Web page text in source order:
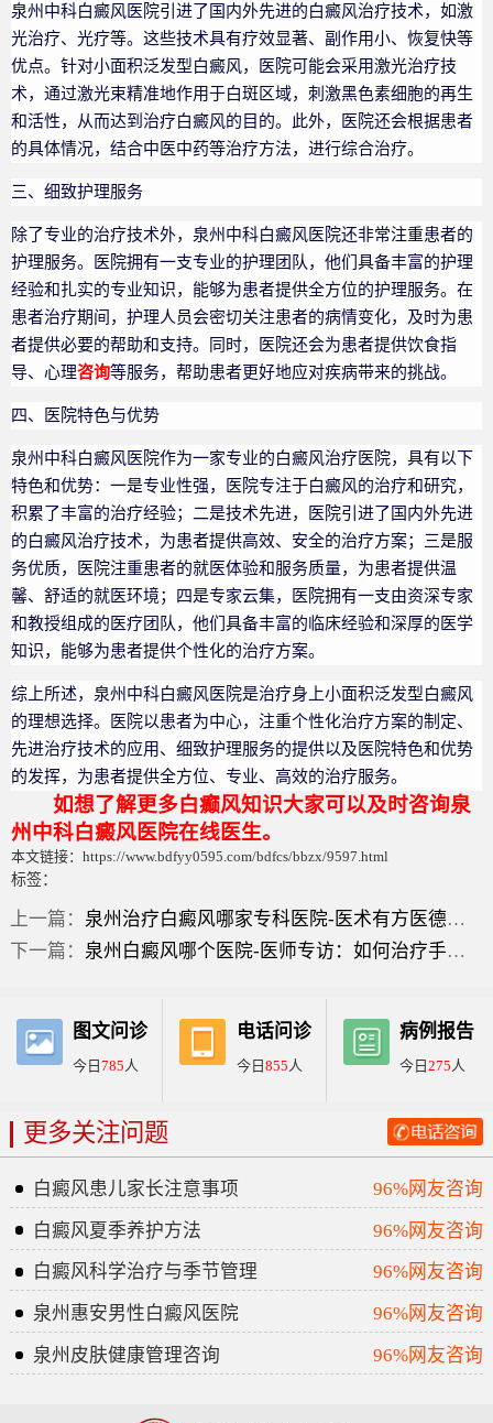
泉州中科白癜风医院引进了国内外先进的白癜风治疗技术，如激
光治疗、光疗等。这些技术具有疗效显著、副作用小、恢复快等
优点。针对小面积泛发型白癜风，医院可能会采用激光治疗技
术，通过激光束精准地作用于白斑区域，刺激黑色素细胞的再生
和活性，从而达到治疗白癜风的目的。此外，医院还会根据患者
的具体情况，结合中医中药等治疗方法，进行综合治疗。
三、细致护理服务
除了专业的治疗技术外，泉州中科白癜风医院还非常注重患者的
护理服务。医院拥有一支专业的护理团队，他们具备丰富的护理
经验和扎实的专业知识，能够为患者提供全方位的护理服务。在
患者治疗期间，护理人员会密切关注患者的病情变化，及时为患
者提供必要的帮助和支持。同时，医院还会为患者提供饮食指
导、心理咨询等服务，帮助患者更好地应对疾病带来的挑战。
四、医院特色与优势
泉州中科白癜风医院作为一家专业的白癜风治疗医院，具有以下
特色和优势：一是专业性强，医院专注于白癜风的治疗和研究，
积累了丰富的治疗经验；二是技术先进，医院引进了国内外先进
的白癜风治疗技术，为患者提供高效、安全的治疗方案；三是服
务优质，医院注重患者的就医体验和服务质量，为患者提供温
馨、舒适的就医环境；四是专家云集，医院拥有一支由资深专家
和教授组成的医疗团队，他们具备丰富的临床经验和深厚的医学
知识，能够为患者提供个性化的治疗方案。
综上所述，泉州中科白癜风医院是治疗身上小面积泛发型白癜风
的理想选择。医院以患者为中心，注重个性化治疗方案的制定、
先进治疗技术的应用、细致护理服务的提供以及医院特色和优势
的发挥，为患者提供全方位、专业、高效的治疗服务。
如想了解更多白癫风知识大家可以及时咨询泉
州中科白癜风医院在线医生。
本文链接：https://www.bdfyy0595.com/bdfcs/bbzx/9597.html
标签：
上一篇： 泉州治疗白癜风哪家专科医院-医术有方医德高尚：如何治疗颈部患发的泛发型白癜风症状？
下一篇： 泉州白癜风哪个医院-医师专访：如何治疗手足部位的泛发型白癜风？
图文问诊
今日785人
电话问诊
今日 855人
病例报告
今日275人
更多关注问题
白癜风患儿家长注意事项
96%网友咨询
白癜风夏季养护方法
96%网友咨询
白癜风科学治疗与季节管理
96%网友咨询
泉州惠安男性白癜风医院
96%网友咨询
泉州皮肤健康管理咨询
96%网友咨询